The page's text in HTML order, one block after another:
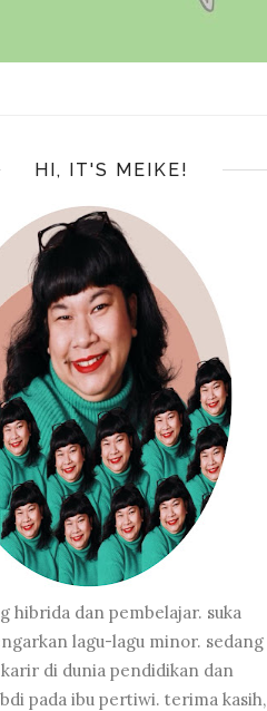
HI, IT'S MEIKE!
hibrida dan pembelajar. suka
lagu-lagu minor. sedang
di dunia pendidikan dan
pada ibu pertiwi. terima kasih,